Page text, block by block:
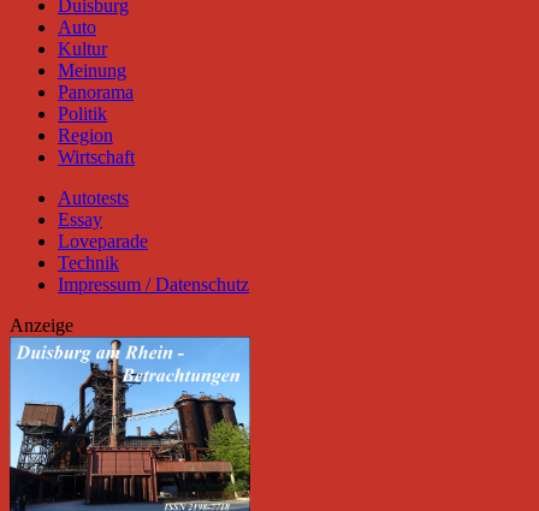
Duisburg
Auto
Kultur
Meinung
Panorama
Politik
Region
Wirtschaft
Autotests
Essay
Loveparade
Technik
Impressum / Datenschutz
Anzeige